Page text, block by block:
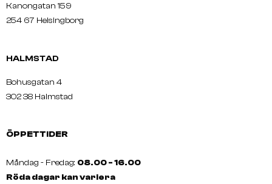
Kanongatan 159
254 67 Helsingborg
HALMSTAD
Bohusgatan 4
302 38 Halmstad
ÖPPETTIDER
Måndag - Fredag: 08.00 - 16.00
Röda dagar kan variera